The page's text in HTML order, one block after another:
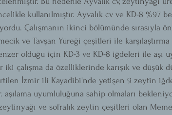
kullanılmıştır. Ayvalık cv ve KD-8 %97
Çalışmanın ikinci bölümünde sırasıyla
ve Tavşan Yüreği çeşitleri ile karşılaştırma
olduğu için KD-3 ve KD-8 iğdeleri ile aşı
çalışma da özelliklerinde karışık ve düşük
İzmir ili Kayadibi'nde yetişen 9 zeytin
uyumluluğuna sahip olmaları
ve sofralık zeytin çeşitleri olan